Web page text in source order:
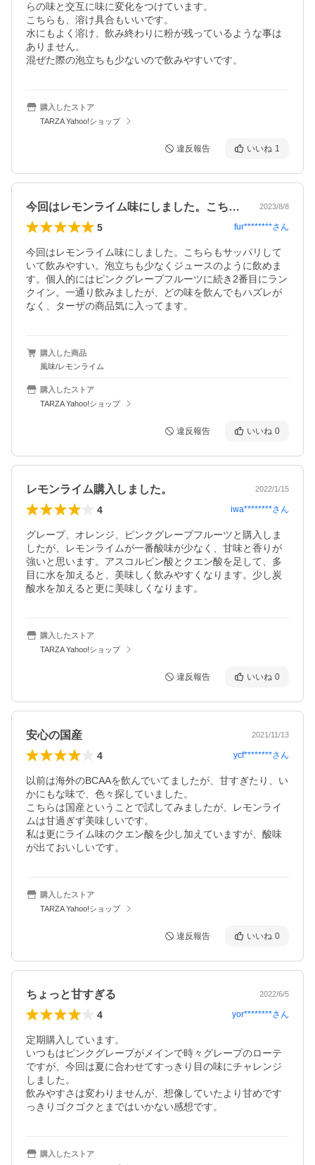
らの味と交互に味に変化をつけています。
こちらも、溶け具合もいいです。
水にもよく溶け、飲み終わりに粉が残っているような事は
ありません。
混ぜた際の泡立ちも少ないので飲みやすいです。
購入したストア
TARZA Yahoo!ショップ
違反報告 いいね 1
今回はレモンライム味にしました。こちら… 2023/8/8
5 fur********さん
今回はレモンライム味にしました。こちらもサッパリして
いて飲みやすい。泡立ちも少なくジュースのように飲めま
す。個人的にはピンクグレープフルーツに続き2番目にラン
クイン。一通り飲みましたが、どの味を飲んでもハズレが
なく、ターザの商品気に入ってます。
購入した商品
風味/レモンライム
購入したストア
TARZA Yahoo!ショップ
違反報告 いいね 0
レモンライム購入しました。 2022/1/15
4 iwa********さん
グレープ、オレンジ、ピンクグレープフルーツと購入しま
したが、レモンライムが一番酸味が少なく、甘味と香りが
強いと思います。アスコルビン酸とクエン酸を足して、多
目に水を加えると、美味しく飲みやすくなります。少し炭
酸水を加えると更に美味しくなります。
購入したストア
TARZA Yahoo!ショップ
違反報告 いいね 0
安心の国産 2021/11/13
4 ycf********さん
以前は海外のBCAAを飲んでいてましたが、甘すぎたり、い
かにもな味で、色々探していました。
こちらは国産ということで試してみましたが、レモンライ
ムは甘過ぎず美味しいです。
私は更にライム味のクエン酸を少し加えていますが、酸味
が出ておいしいです。
購入したストア
TARZA Yahoo!ショップ
違反報告 いいね 0
ちょっと甘すぎる 2022/6/5
4 yor********さん
定期購入しています。
いつもはピンクグレープがメインで時々グレープのローテ
ですが、今回は夏に合わせてすっきり目の味にチャレンジ
しました。
飲みやすさは変わりませんが、想像していたより甘めです
購入したストア